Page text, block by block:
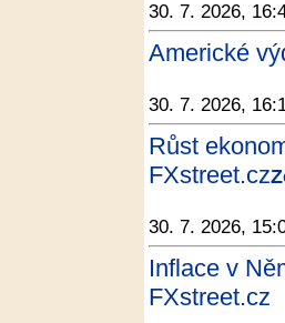
30. 7. 2026,
Americké
30. 7. 2026,
Růst
FXstreet.cz
30. 7. 2026,
Inflace v
FXstreet.cz